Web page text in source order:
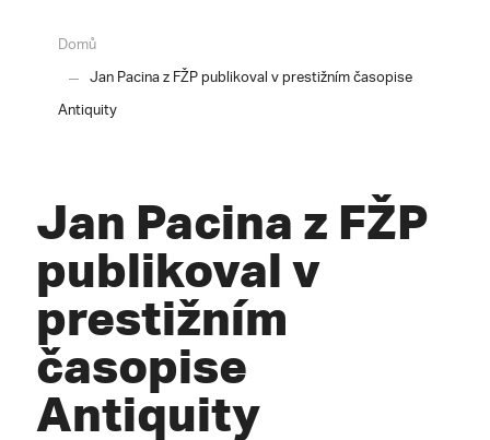
Domů
Jan Pacina z FŽP publikoval v prestižním časopise
Antiquity
Jan Pacina z FŽP
publikoval v
prestižním
časopise
Antiquity